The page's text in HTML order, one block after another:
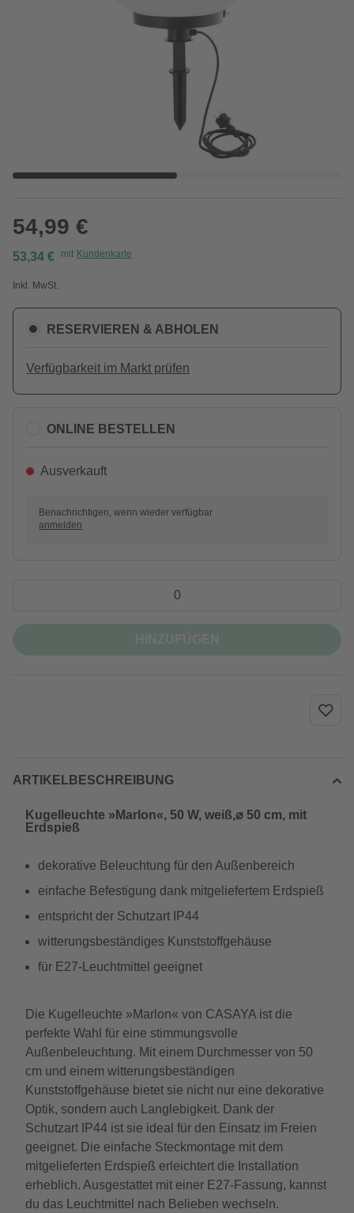
54,99 €
53,34 € mit Kundenkarte
Inkl. MwSt.
RESERVIEREN & ABHOLEN
Verfügbarkeit im Markt prüfen
ONLINE BESTELLEN
Ausverkauft
Benachrichtigen, wenn wieder verfügbar
anmelden
ARTIKELBESCHREIBUNG
Kugelleuchte »Marlon«, 50 W, weiß,⌀ 50 cm, mit
Erdspieß
dekorative Beleuchtung für den Außenbereich
einfache Befestigung dank mitgeliefertem Erdspieß
entspricht der Schutzart IP44
witterungsbeständiges Kunststoffgehäuse
für E27-Leuchtmittel geeignet
Die Kugelleuchte »Marlon« von CASAYA ist die
perfekte Wahl für eine stimmungsvolle
Außenbeleuchtung. Mit einem Durchmesser von 50
cm und einem witterungsbeständigen
Kunststoffgehäuse bietet sie nicht nur eine dekorative
Optik, sondern auch Langlebigkeit. Dank der
Schutzart IP44 ist sie ideal für den Einsatz im Freien
geeignet. Die einfache Steckmontage mit dem
mitgelieferten Erdspieß erleichtert die Installation
erheblich. Ausgestattet mit einer E27-Fassung, kannst
du das Leuchtmittel nach Belieben wechseln.